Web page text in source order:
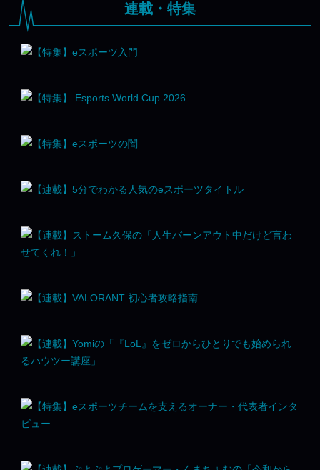
連載・特集